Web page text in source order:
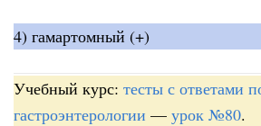
4) гамартомный (+)
Учебный курс: тесты с ответами
гастроэнтерологии — урок №80.